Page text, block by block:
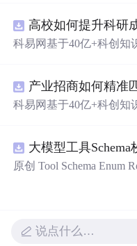
高校如何提升科研
科易网基于40亿+科创知
新领域的AI+数智化解决
智能化发展。
科易网基于40亿+科创知
新领域的AI+数智化解决
智能化发展。
原创 Tool Schema Enum
真实运行效果图、
License 及原创与授权
说点什么…